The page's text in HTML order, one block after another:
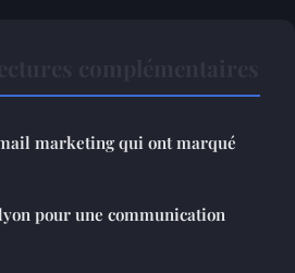
marketing qui ont marqué
pour une communication